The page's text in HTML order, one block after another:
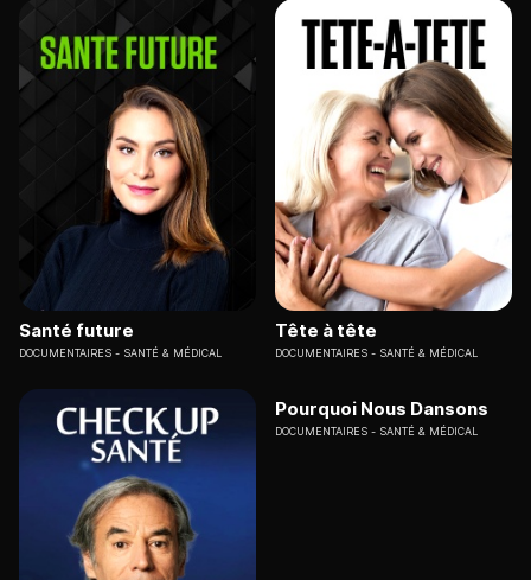
Santé future
DOCUMENTAIRES SANTÉ & MÉDICAL
Tête à tête
DOCUMENTAIRES SANTÉ & MÉDICAL
Pourquoi Nous Dansons
DOCUMENTAIRES SANTÉ & MÉDICAL